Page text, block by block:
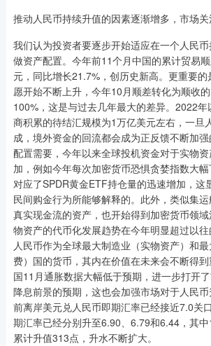
推动人民币持续升值的因素逐渐增多，市场
我们认为投资者要逐步开始适应在一个人民
做资产配置。今年前11个月中国的累计贸易
元，同比增长21.7%，创历史新高。更重要
愿开始不断上升，今年10月顺差转化为顺收
100%，这是与过去几年最大的差异。2022年
商积累的待结汇规模为1万亿美元左右，一旦
成，境外资金的回流都会成为正反馈不断加
配置需要，今年以来全球投机资金对于实物
加，例如今年每次加密货币恐惧贪婪指数大
对应了SPDR黄金ETF持仓量的迅速增加，这
民间购金行为所能够解释的。此外，类似集
真实现金流的资产，也开始得到加密货币领
物资产的代币化发展趋势在今年明显超过以往
人民币作为全球最大制造业（实物资产）和
费）国的货币，其内在价值在未来会不断得
国11月通胀数据大幅低于预期，进一步打开
降息前景的预期，这也会加强市场对于人民
前离岸美元兑人民币即期汇率已经接近7.0关
期汇率已经分别升至6.90、6.79和6.44，其
累计升值313点，升水不断扩大。